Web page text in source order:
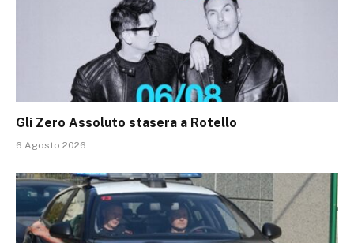
Gli Zero Assoluto stasera a Rotello
6 Agosto 2026